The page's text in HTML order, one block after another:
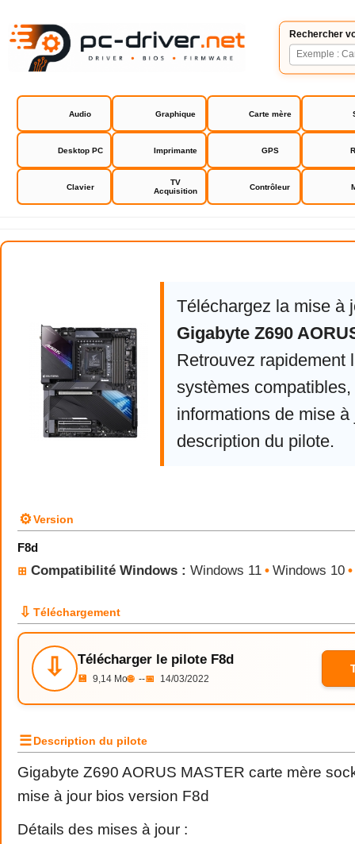
Rechercher
Audio Graphique Carte mère
Desktop PC Imprimante GPS
Clavier
TV
Acquisition
Contrôleur
Gigabyte Z690 AORUS MASTER
Téléchargez la mise à
Gigabyte Z690
Retrouvez rapidement
systèmes compatibles,
informations de mise à
description du pilote.
⚙Version
F8d
⊞ Compatibilité Windows : Windows 11 • Windows 10 •
⇩ Téléchargement
⇩ Télécharger le pilote F8d
💾 9,14 Mo🌐 --📅 14/03/2022
☰Description du pilote
Gigabyte Z690 AORUS MASTER carte mère
mise à jour bios version F8d
Détails des mises à jour :